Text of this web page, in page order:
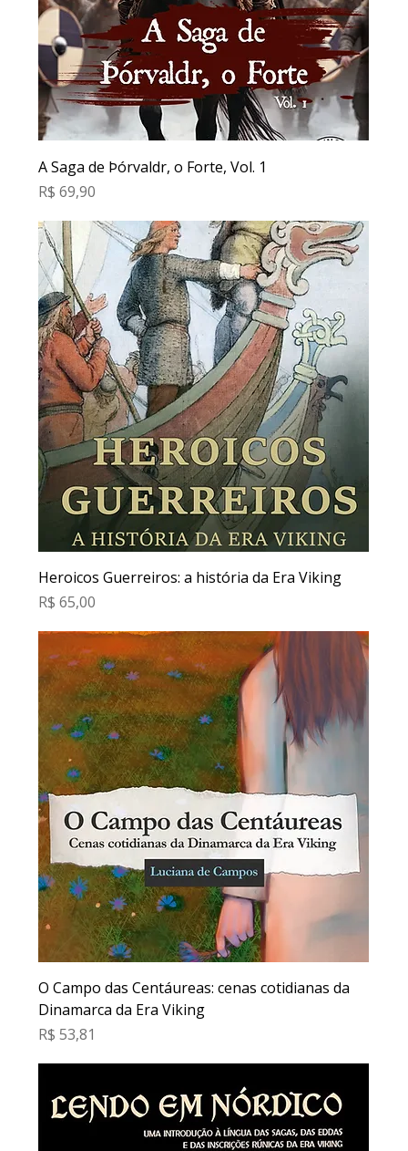
A Saga de Þórvaldr, o Forte, Vol. 1
Preço
R$ 69,90
Heroicos Guerreiros: a história da Era Viking
Preço
R$ 65,00
O Campo das Centáureas: cenas cotidianas da
Dinamarca da Era Viking
Preço
R$ 53,81